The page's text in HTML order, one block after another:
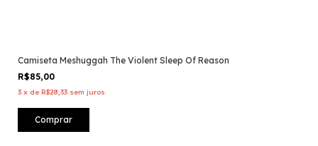
Camiseta Meshuggah The Violent Sleep Of Reason
R$85,00
3 x de R$28,33 sem juros
Comprar